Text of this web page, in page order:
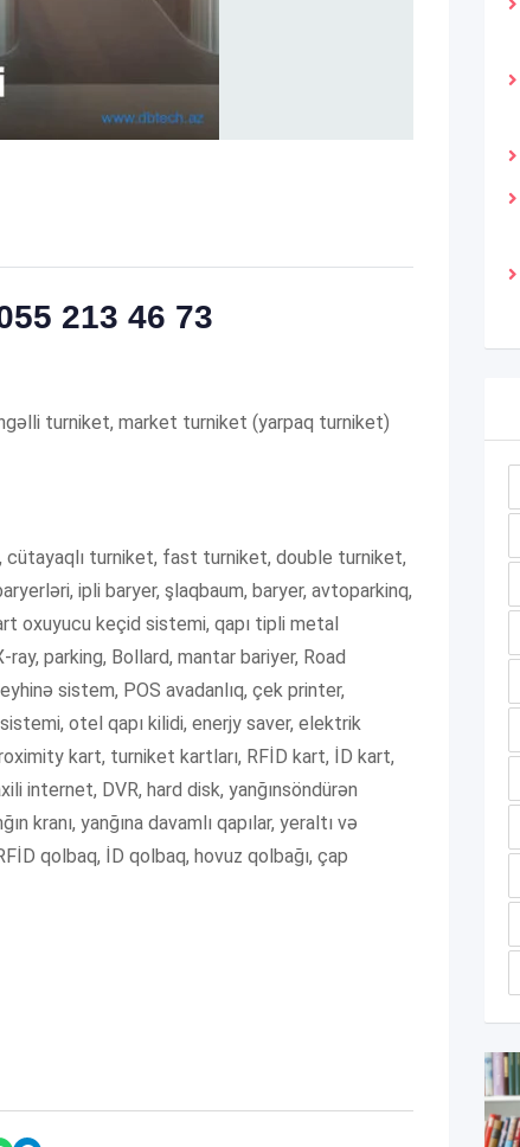
213 46 73
turniket, market turniket (yarpaq turniket)
cütayaqlı turniket, fast turniket, double turniket,
ipli baryer, şlaqbaum, baryer, avtoparkinq,
oxuyucu keçid sistemi, qapı tipli metal
parking, Bollard, mantar bariyer, Road
sistem, POS avadanlıq, çek printer,
otel qapı kilidi, enerjy saver, elektrik
kart, turniket kartları, RFİD kart, İD kart,
internet, DVR, hard disk, yanğınsöndürən
kranı, yanğına davamlı qapılar, yeraltı və
qolbaq, İD qolbaq, hovuz qolbağı, çap